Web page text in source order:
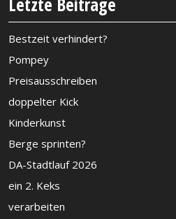
Bestzeit verhindert?
Pompey
Preisausschreiben
doppelter Kick
Kinderkunst
Berge sprinten?
DA-Stadtlauf 2026
ein 2. Keks
verarbeiten